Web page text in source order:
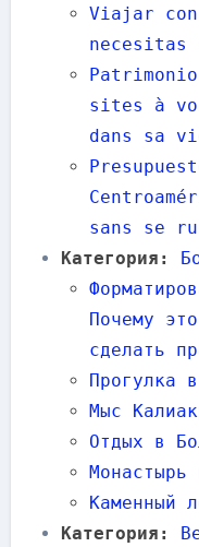
Viajar
necesitas
sites à
dans sa
sans se
Категория:
Почему
сделать
Прогулка
Мыс
Отдых в
Монастырь
Каменный
Категория: